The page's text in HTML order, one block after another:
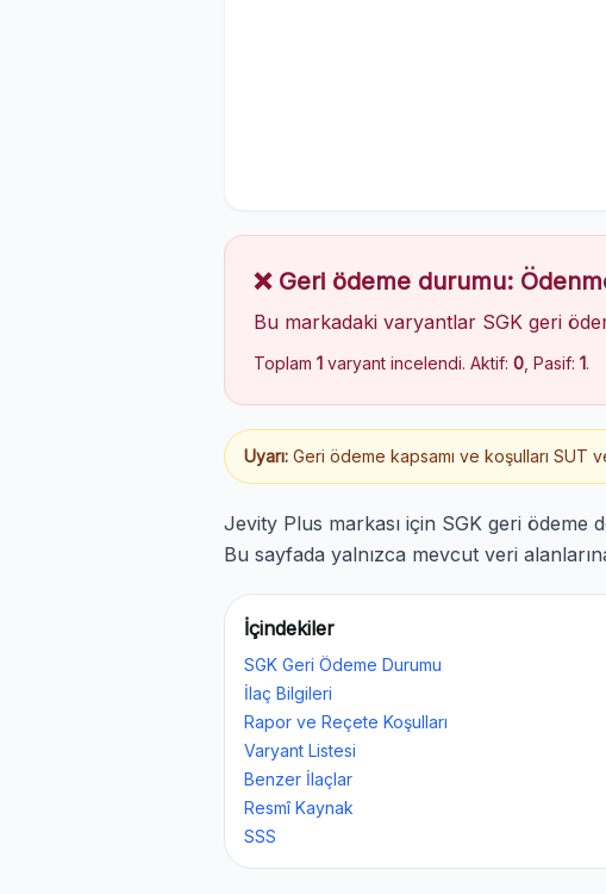
❌ Geri ödeme durumu:
Bu markadaki varyantlar SGK geri
Toplam 1 varyant incelendi. Aktif: 0 , Pasif: 1.
Uyarı: Geri ödeme kapsamı ve koşulları SUT
Jevity Plus markası için SGK geri ödeme
Bu sayfada yalnızca mevcut veri
İçindekiler
SGK Geri Ödeme Durumu
İlaç Bilgileri
Rapor ve Reçete Koşulları
Varyant Listesi
Benzer İlaçlar
Resmî Kaynak
SSS